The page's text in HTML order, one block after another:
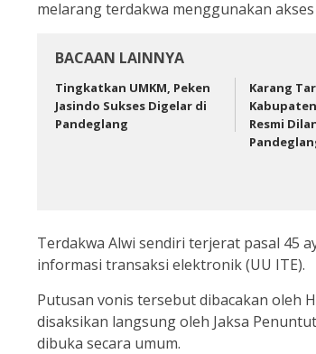
melarang terdakwa menggunakan
BACAAN LAINNYA
Tingkatkan UMKM, Peken
Jasindo Sukses Digelar di
Pandeglang
Karang
Resmi
Terdakwa Alwi sendiri terjerat pasal 45
informasi transaksi elektronik (UU ITE).
Putusan vonis tersebut dibacakan oleh
disaksikan langsung oleh Jaksa
dibuka secara umum.